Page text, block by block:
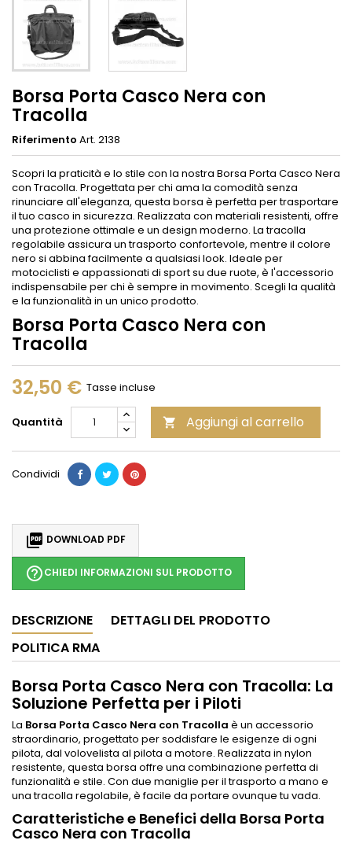
Borsa Porta Casco Nera con
Tracolla
Riferimento Art. 2138
Scopri la praticità e lo stile con la nostra Borsa Porta Casco Nera
con Tracolla. Progettata per chi ama la comodità senza
rinunciare all'eleganza, questa borsa è perfetta per trasportare
il tuo casco in sicurezza. Realizzata con materiali resistenti, offre
una protezione ottimale e un design moderno. La tracolla
regolabile assicura un trasporto confortevole, mentre il colore
nero si abbina facilmente a qualsiasi look. Ideale per
motociclisti e appassionati di sport su due ruote, è l'accessorio
indispensabile per chi è sempre in movimento. Scegli la qualità
e la funzionalità in un unico prodotto.
Borsa Porta Casco Nera con
Tracolla
32,50 € Tasse incluse
Quantità  Aggiungi al carrello
Condividi
 DOWNLOAD PDF
help_outlineCHIEDI INFORMAZIONI SUL PRODOTTO
DESCRIZIONE
DETTAGLI DEL PRODOTTO
POLITICA RMA
Borsa Porta Casco Nera con Tracolla: La
Soluzione Perfetta per i Piloti
La Borsa Porta Casco Nera con Tracolla è un accessorio
straordinario, progettato per soddisfare le esigenze di ogni
pilota, dal volovelista al pilota a motore. Realizzata in nylon
resistente, questa borsa offre una combinazione perfetta di
funzionalità e stile. Con due maniglie per il trasporto a mano e
una tracolla regolabile, è facile da portare ovunque tu vada.
Caratteristiche e Benefici della Borsa Porta
Casco Nera con Tracolla